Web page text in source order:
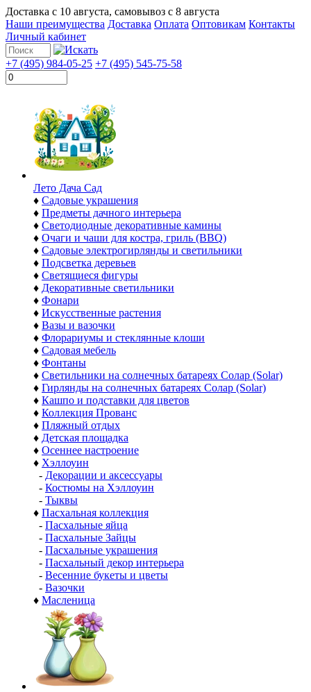
Доставка с 10 августа, самовывоз с 8 августа
Наши преимущества Доставка Оплата Оптовикам Контакты
Личный кабинет
+7 (495) 984-05-25 +7 (495) 545-75-58
Лето Дача Сад
♦ Садовые украшения
♦ Предметы дачного интерьера
♦ Светодиодные декоративные камины
♦ Очаги и чаши для костра, гриль (BBQ)
♦ Садовые электрогирлянды и светильники
♦ Подсветка деревьев
♦ Светящиеся фигуры
♦ Декоративные светильники
♦ Фонари
♦ Искусственные растения
♦ Вазы и вазочки
♦ Флорариумы и стеклянные клоши
♦ Садовая мебель
♦ Фонтаны
♦ Светильники на солнечных батареях Солар (Solar)
♦ Гирлянды на солнечных батареях Солар (Solar)
♦ Кашпо и подставки для цветов
♦ Коллекция Прованс
♦ Пляжный отдых
♦ Детская площадка
♦ Осеннее настроение
♦ Хэллоуин
- Декорации и аксессуары
- Костюмы на Хэллоуин
- Тыквы
♦ Пасхальная коллекция
- Пасхальные яйца
- Пасхальные Зайцы
- Пасхальные украшения
- Пасхальный декор интерьера
- Весенние букеты и цветы
- Вазочки
♦ Масленица